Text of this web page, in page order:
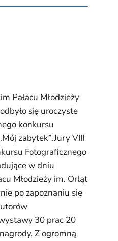
Pałacu Młodzieży
się uroczyste
konkursu
zabytek”.Jury VIII
Fotograficznego
w dniu
Młodzieży im. Orląt
po zapoznaniu się
30 prac 20
Z ogromną